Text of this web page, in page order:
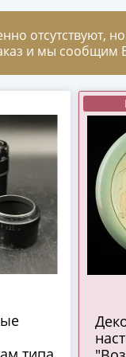
отсутствуют,
и мы сообщим